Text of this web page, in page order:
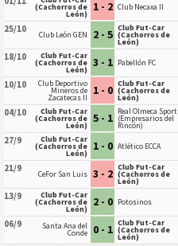
(Cachorros de
León) 1 - 2 Club Necaxa II
25/10
Club León GEN 2 - 5 Club Fut-Car
(Cachorros de
León)
18/10
Club Fut-Car
(Cachorros de
León) 3 - 1 Pabellón FC
10/10
Club Deportivo
Mineros de
Zacatecas II 1 - 0 Club Fut-Car
(Cachorros de
León)
04/10
Club Fut-Car
(Cachorros de
León) 5 - 1 Real Olmeca Sport
(Empresarios del
Rincón)
27/9
Club Fut-Car
(Cachorros de
León) 1 - 0 Atlético ECCA
21/9
CeFor San Luis 3 - 2 Club Fut-Car
(Cachorros de
León)
13/9
Club Fut-Car
(Cachorros de
León) 2 - 0 Potosinos
06/9
Santa Ana del
Conde 0 - 1 Club Fut-Car
(Cachorros de
León)